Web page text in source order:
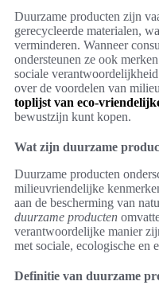
Duurzame producten zijn
gerecycleerde materialen,
verminderen. Wanneer
ondersteunen ze ook
sociale
over de voordelen van
toplijst van eco-
bewustzijn kunt kopen.
Wat zijn duurzame
Duurzame producten
milieuvriendelijke
aan de bescherming van
duurzame producten
verantwoordelijke manier
met sociale, ecologische en
Definitie van duurzame